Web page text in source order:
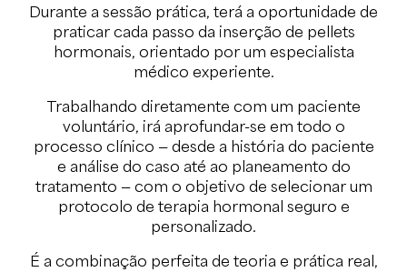
Durante a sessão prática, terá a oportunidade de
praticar cada passo da inserção de pellets
hormonais, orientado por um especialista
médico experiente.
Trabalhando diretamente com um paciente
voluntário, irá aprofundar-se em todo o
processo clínico — desde a história do paciente
e análise do caso até ao planeamento do
tratamento — com o objetivo de selecionar um
protocolo de terapia hormonal seguro e
personalizado.
É a combinação perfeita de teoria e prática real,